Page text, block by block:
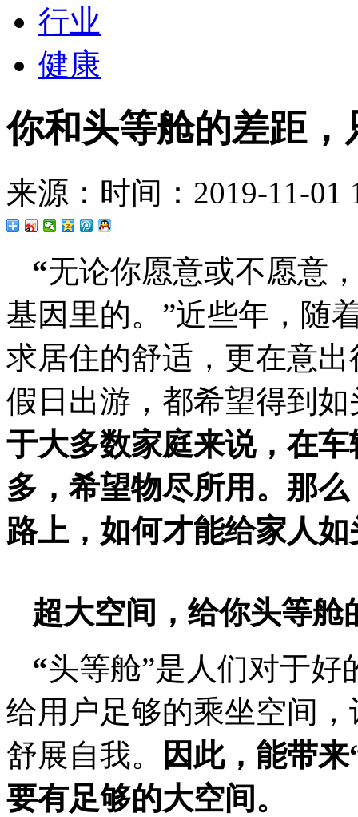
行业
健康
你和头等舱的差距
来源： 时间：2019-11-01
“无论你愿意或不愿意
基因里的。”近些年，随
求居住的舒适，更在意
假日出游，都希望得到
于大多数家庭来说，在
多，希望物尽所用。那
路上，如何才能给家人
超大空间，给你头等舱
“头等舱”是人们对于
给用户足够的乘坐空间
舒展自我。
因此，能带来
要有足够的大空间。